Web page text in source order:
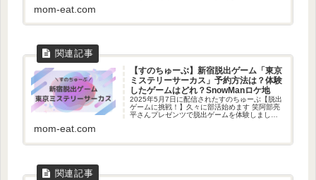
mom-eat.com
【すのちゅーぶ】新宿脱出ゲーム「東京
ミステリーサーカス」予約方法は？体験
したゲームはどれ？SnowManロケ地
2025年5月7日に配信されたすのちゅーぶ【脱出
ゲームに挑戦！】久々に部活始めます 笑阿部亮
平さんプレゼンツで脱出ゲームを体験しまし
mom-eat.com